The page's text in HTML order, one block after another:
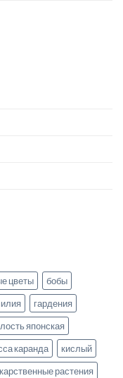
цветы
бобы
гардения
японская
каранда
кислый
растения